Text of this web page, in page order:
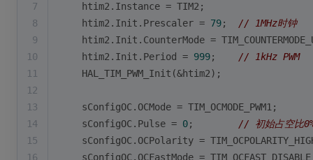
7
    htim2.Instance = TIM2;
8
    htim2.Init.Prescaler =
79; // 1MHz时钟
9
htim2.Init.CounterMode =
10
    htim2.Init.Period =
999; // 1kHz PWM
11
    HAL_TIM_PWM_Init(&htim2);
12
13
    sConfigOC.OCMode = TIM_OCMODE_PWM1;
14
    sConfigOC.Pulse =
0; // 初始占空比
15
sConfigOC.OCPolarity =
16
sConfigOC.OCFastMode =